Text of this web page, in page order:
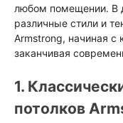
любом помещении. В
различные стили и
Armstrong, начиная с
заканчивая
1.
потолков